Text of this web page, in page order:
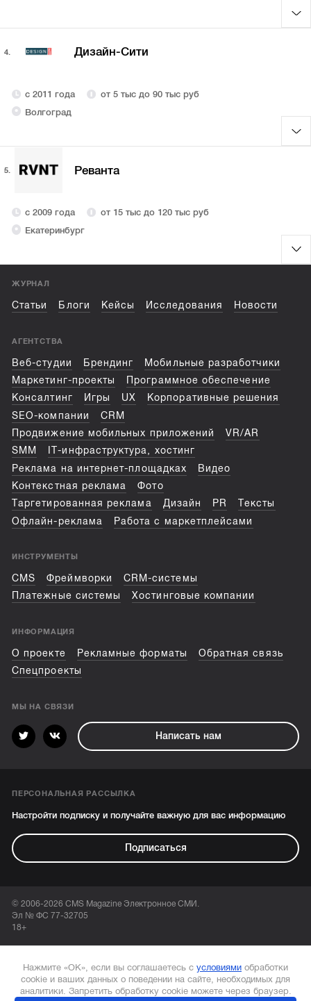
4. Дизайн-Сити
с 2011 года
от 5 тыс до 90 тыс руб
Волгоград
5. Реванта
с 2009 года
от 15 тыс до 120 тыс руб
Екатеринбург
ЖУРНАЛ
Статьи Блоги Кейсы Исследования Новости
АГЕНТСТВА
Веб-студии Брендинг
Мобильные разработчики
Маркетинг-проекты
Программное обеспечение
Консалтинг
Игры UX
Корпоративные решения
SEO-компании
CRM
Продвижение мобильных приложений
VR/AR
SMM
IT-инфраструктура, хостинг
Реклама на интернет-площадках
Видео
Контекстная реклама
Фото
Таргетированная реклама
Дизайн PR
Тексты
Офлайн-реклама
Работа с маркетплейсами
ИНСТРУМЕНТЫ
CMS Фреймворки
CRM-системы
Платежные системы
Хостинговые компании
ИНФОРМАЦИЯ
О проекте Рекламные форматы
Обратная связь
Спецпроекты
МЫ НА СВЯЗИ
Написать нам
ПЕРСОНАЛЬНАЯ РАССЫЛКА
Настройти подписку и получайте важную для вас информацию
Подписаться
© 2006-2026 CMS Magazine Электронное СМИ.
Эл № ФС 77-32705
18+
Нажмите «ОК», если вы соглашаетесь с условиями обработки
cookie и ваших данных о поведении на сайте, необходимых для
аналитики. Запретить обработку cookie можете через браузер.